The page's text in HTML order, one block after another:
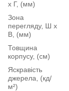
х Г, (мм)
Зона
перегляду, Ш х
В, (мм)
Товщина
корпусу, (см)
Яскравість
джерела, (кд/
м²)